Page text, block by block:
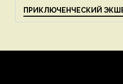
ПРИКЛЮЧЕНЧЕСКИЙ